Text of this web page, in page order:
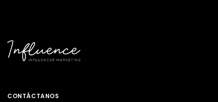
CONTÁCTANOS